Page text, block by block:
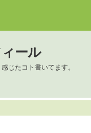
ール
じたコト書いてます。